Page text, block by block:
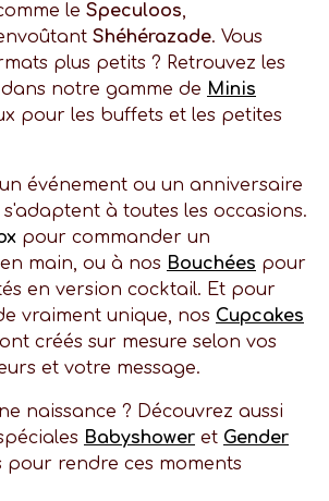
le Speculoos,
Shéhérazade. Vous
plus petits ? Retrouvez les
notre gamme de Minis
pour les buffets et les petites
événement ou un anniversaire
à toutes les occasions.
pour commander un
main, ou à nos Bouchées pour
en version cocktail. Et pour
vraiment unique, nos Cupcakes
créés sur mesure selon vos
et votre message.
naissance ? Découvrez aussi
Babyshower et Gender
pour rendre ces moments